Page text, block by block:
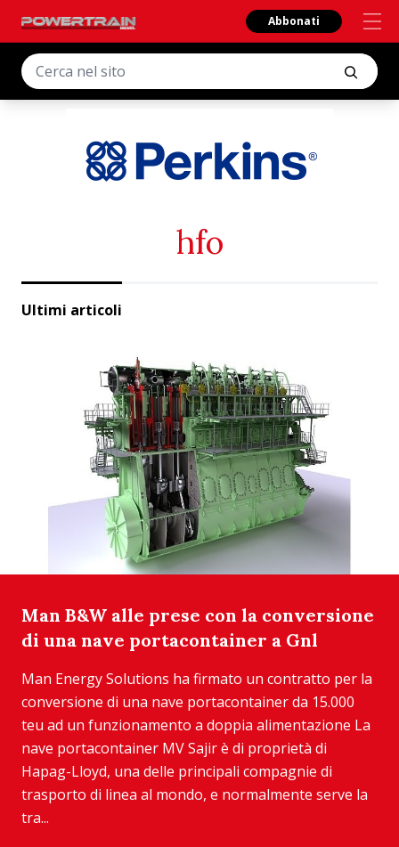
Abbonati
hfo
Ultimi articoli
Man B&W alle prese con la conversione
di una nave portacontainer a Gnl
Man Energy Solutions ha firmato un contratto per la
conversione di una nave portacontainer da 15.000
teu ad un funzionamento a doppia alimentazione La
nave portacontainer MV Sajir è di proprietà di
Hapag-Lloyd, una delle principali compagnie di
trasporto di linea al mondo, e normalmente serve la
tra...